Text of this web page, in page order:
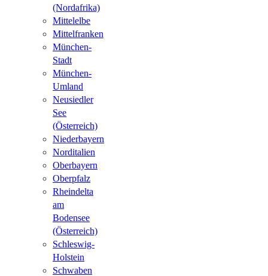
(Nordafrika)
Mittelelbe
Mittelfranken
München-
Stadt
München-
Umland
Neusiedler
See
(Österreich)
Niederbayern
Norditalien
Oberbayern
Oberpfalz
Rheindelta
am
Bodensee
(Österreich)
Schleswig-
Holstein
Schwaben